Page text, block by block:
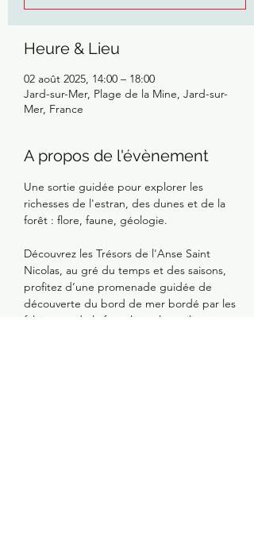
Heure & Lieu
02 août 2025, 14:00 – 18:00
Jard-sur-Mer, Plage de la Mine, Jard-sur-
Mer, France
A propos de l'évènement
Une sortie guidée pour explorer les
richesses de l'estran, des dunes et de la
forêt : flore, faune, géologie.
Découvrez les Trésors de l'Anse Saint
Nicolas, au gré du temps et des saisons,
profitez d’une promenade guidée de
découverte du bord de mer bordé par les
falaises et de la forêt littorale ; milieu